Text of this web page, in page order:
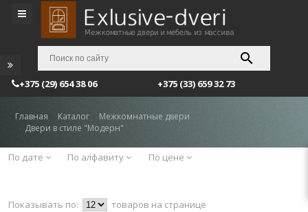
+375 (29) 654 38 06 +375 (33) 659 32 73
Главная Каталог
Межкомнатные двери
Двери в стиле "Модерн"
По дате По алфавиту По цене
Показывать по: товаров на странице